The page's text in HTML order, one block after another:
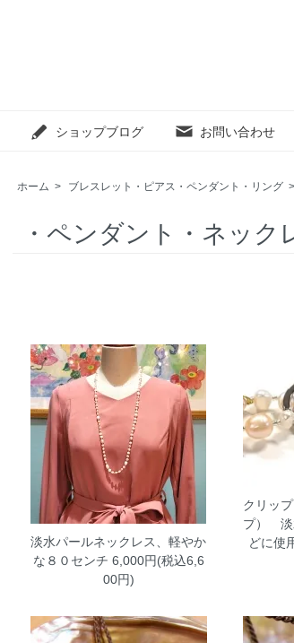
ショップブログ お問い合わせ
ホーム > ブレスレット・ピアス・ペンダント・リング >
・ペンダント・ネック
淡水パールネックレス、軽やか
な８０センチ 6,000円(税込6,6
00円)
クリッ
プ） 淡
どに使